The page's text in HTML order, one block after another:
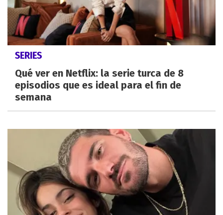
SERIES
Qué ver en Netflix: la serie turca de 8
episodios que es ideal para el fin de
semana